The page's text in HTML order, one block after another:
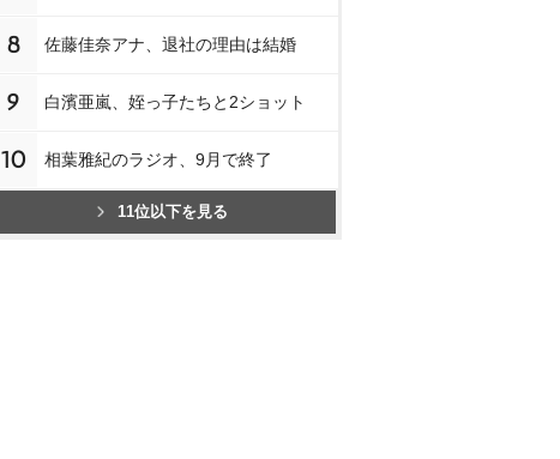
8 佐藤佳奈アナ、退社の理由は結婚
9 白濱亜嵐、姪っ子たちと2ショット
10 相葉雅紀のラジオ、9月で終了
11位以下を見る